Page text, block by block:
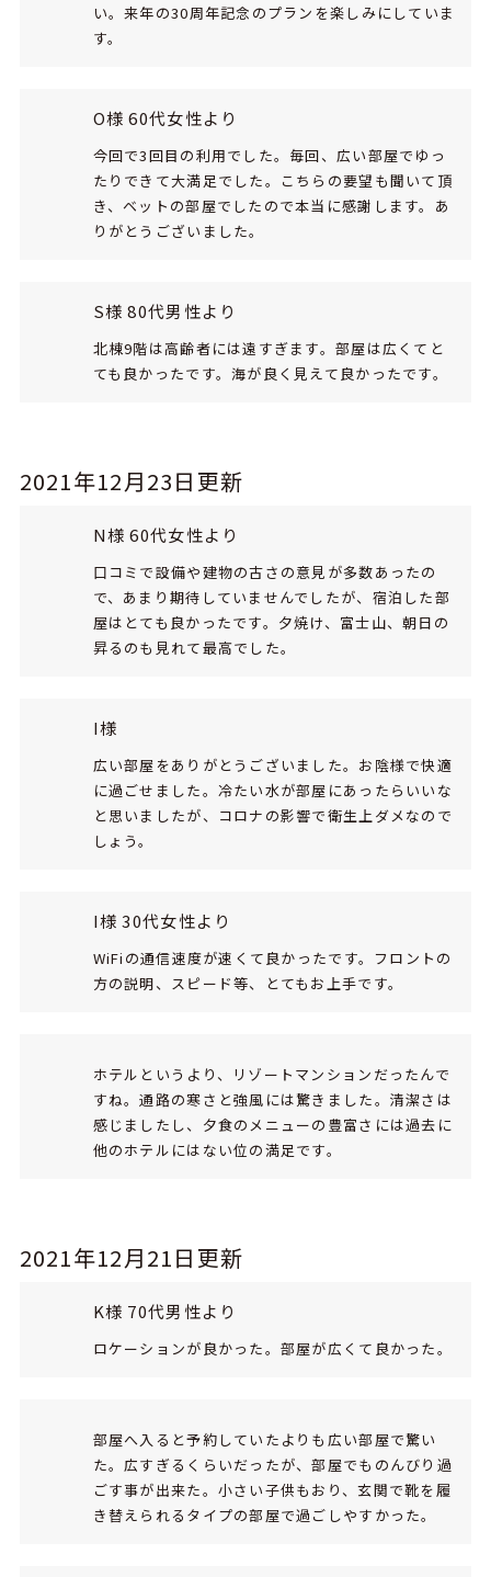
い。来年の30周年記念のプランを楽しみにしていま
す。
O様 60代女性より
今回で3回目の利用でした。毎回、広い部屋でゆっ
たりできて大満足でした。こちらの要望も聞いて頂
き、ベットの部屋でしたので本当に感謝します。あ
りがとうございました。
S様 80代男性より
北棟9階は高齢者には遠すぎます。部屋は広くてと
ても良かったです。海が良く見えて良かったです。
2021年12月23日更新
N様 60代女性より
口コミで設備や建物の古さの意見が多数あったの
で、あまり期待していませんでしたが、宿泊した部
屋はとても良かったです。夕焼け、富士山、朝日の
昇るのも見れて最高でした。
I様
広い部屋をありがとうございました。お陰様で快適
に過ごせました。冷たい水が部屋にあったらいいな
と思いましたが、コロナの影響で衛生上ダメなので
しょう。
I様 30代女性より
WiFiの通信速度が速くて良かったです。フロントの
方の説明、スピード等、とてもお上手です。
ホテルというより、リゾートマンションだったんで
すね。通路の寒さと強風には驚きました。清潔さは
感じましたし、夕食のメニューの豊富さには過去に
他のホテルにはない位の満足です。
2021年12月21日更新
K様 70代男性より
ロケーションが良かった。部屋が広くて良かった。
部屋へ入ると予約していたよりも広い部屋で驚い
た。広すぎるくらいだったが、部屋でものんびり過
ごす事が出来た。小さい子供もおり、玄関で靴を履
き替えられるタイプの部屋で過ごしやすかった。